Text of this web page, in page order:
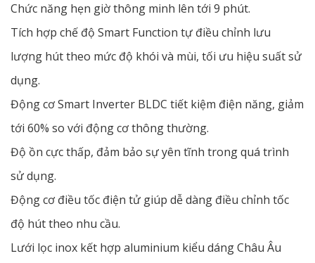
Chức năng hẹn giờ thông minh lên tới 9 phút.
Tích hợp chế độ Smart Function tự điều chỉnh lưu
lượng hút theo mức độ khói và mùi, tối ưu hiệu suất sử
dụng.
Động cơ Smart Inverter BLDC tiết kiệm điện năng, giảm
tới 60% so với động cơ thông thường.
Độ ồn cực thấp, đảm bảo sự yên tĩnh trong quá trình
sử dụng.
Động cơ điều tốc điện tử giúp dễ dàng điều chỉnh tốc
độ hút theo nhu cầu.
Lưới lọc inox kết hợp aluminium kiểu dáng Châu Âu